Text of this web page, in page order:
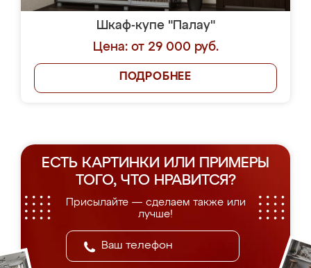
Шкаф-купе "Палау"
Цена: от 29 000 руб.
ПОДРОБНЕЕ
ЕСТЬ КАРТИНКИ ИЛИ ПРИМЕРЫ
ТОГО, ЧТО НРАВИТСЯ?
Присылайте — сделаем также или
лучше!